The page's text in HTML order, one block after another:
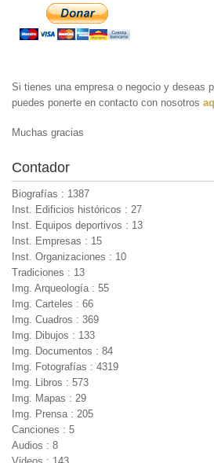
Si tienes una empresa o negocio y deseas
puedes ponerte en contacto con nosotros
Muchas gracias
Contador
Biografías : 1387
Inst. Edificios históricos : 27
Inst. Equipos deportivos : 13
Inst. Empresas : 15
Inst. Organizaciones : 10
Tradiciones : 13
Img. Arqueología : 55
Img. Carteles : 66
Img. Cuadros : 369
Img. Dibujos : 133
Img. Documentos : 84
Img. Fotografías : 4319
Img. Libros : 573
Img. Mapas : 29
Img. Prensa : 205
Canciones : 5
Audios : 8